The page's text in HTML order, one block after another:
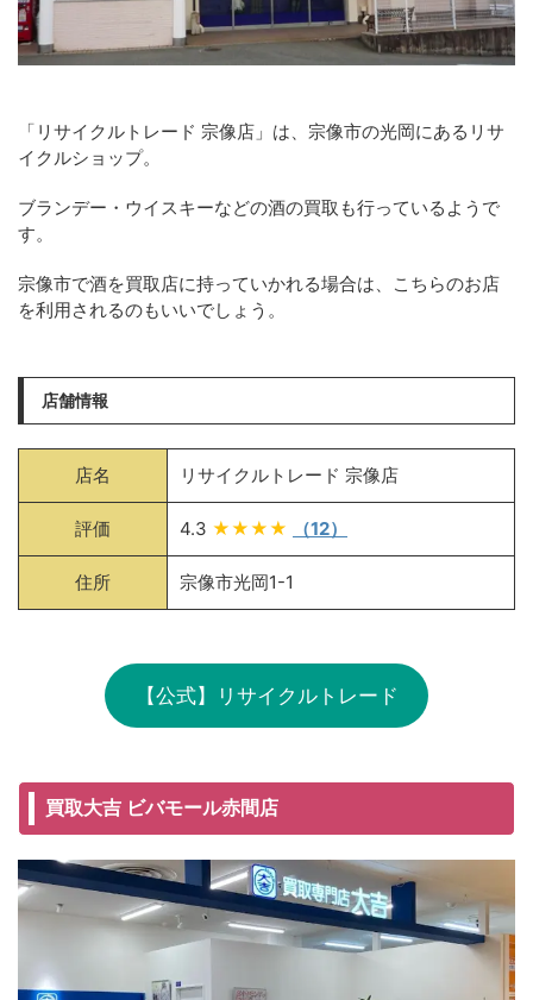
「リサイクルトレード 宗像店」は、宗像市の光岡にあるリサ
イクルショップ。
ブランデー・ウイスキーなどの酒の買取も行っているようで
す。
宗像市で酒を買取店に持っていかれる場合は、こちらのお店
を利用されるのもいいでしょう。
店舗情報
店名 リサイクルトレード 宗像店
評価 4.3 ★★★★ （12）
住所 宗像市光岡1-1
【公式】リサイクルトレード
買取大吉 ビバモール赤間店